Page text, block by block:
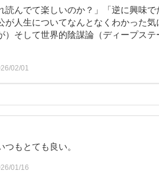
読んでて楽しいのか？」「逆に興味で
人生についてなんとなくわかった気
そして世界的陰謀論（ディープステ
02/01
もとても良い。
01/16